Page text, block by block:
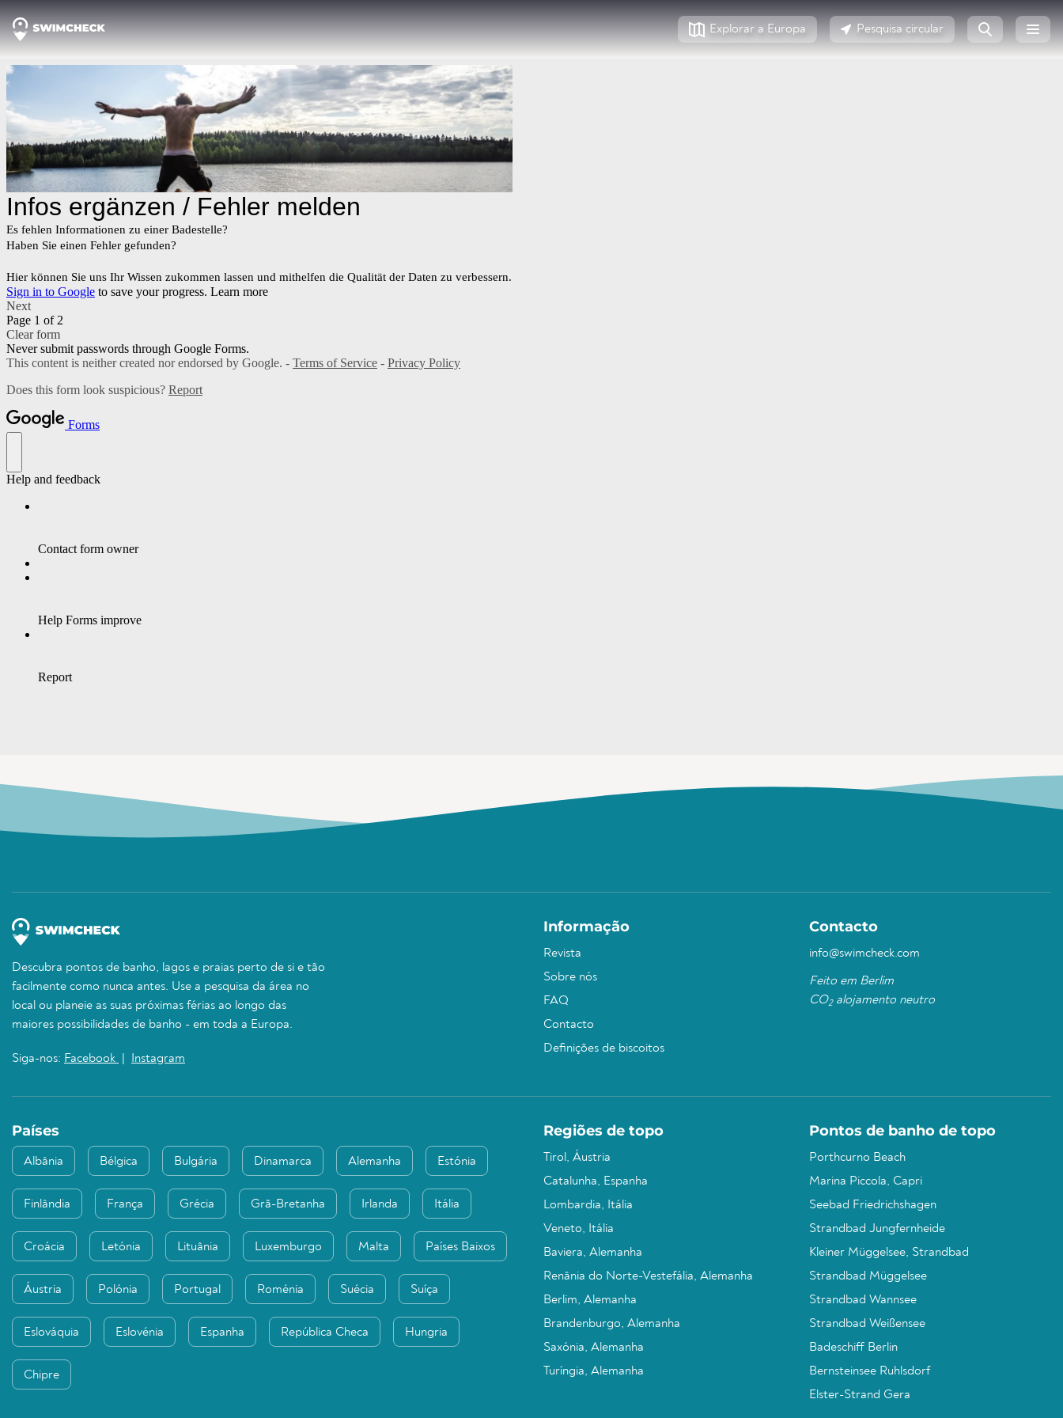
Explorar a Europa Pesquisa circular
Descubra pontos de banho, lagos e praias perto de si e tão
facilmente como nunca antes. Use a pesquisa da área no
local ou planeie as suas próximas férias ao longo das
maiores possibilidades de banho - em toda a Europa.
Siga-nos: Facebook Instagram
Informação
Revista
Sobre nós
FAQ
Contacto
Definições de biscoitos
Contacto
info@swimcheck.com
Feito em Berlim
CO2alojamento neutro
Países
Albânia Bélgica Bulgária Dinamarca Alemanha Estónia
Finlândia França Grécia Grã-Bretanha Irlanda Itália
Croácia Letónia Lituânia Luxemburgo Malta Países Baixos
Áustria Polónia Portugal Roménia Suécia Suíça
Eslováquia Eslovénia Espanha República Checa Hungria
Chipre
Regiões de topo
Tirol, Áustria
Catalunha, Espanha
Lombardia, Itália
Veneto, Itália
Baviera, Alemanha
Renânia do Norte-Vestefália, Alemanha
Berlim, Alemanha
Brandenburgo, Alemanha
Saxónia, Alemanha
Turíngia, Alemanha
Pontos de banho de topo
Porthcurno Beach
Marina Piccola, Capri
Seebad Friedrichshagen
Strandbad Jungfernheide
Kleiner Müggelsee, Strandbad
Strandbad Müggelsee
Strandbad Wannsee
Strandbad Weißensee
Badeschiff Berlin
Bernsteinsee Ruhlsdorf
Elster-Strand Gera